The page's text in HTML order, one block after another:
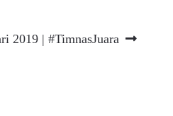
2019 | #TimnasJuara